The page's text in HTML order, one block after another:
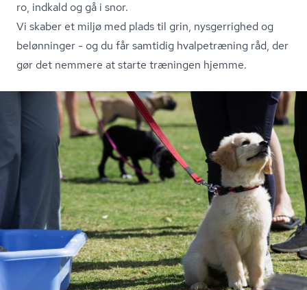
ro, indkald og gå i snor.
Vi skaber et miljø med plads til grin, nysgerrighed og
belønninger - og du får samtidig hvalpetræning råd, der
gør det nemmere at starte træningen hjemme.